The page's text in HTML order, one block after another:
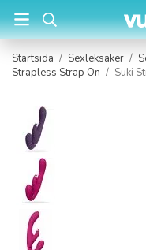
Startsida / Sexleksaker /
Strapless Strap On / Suki